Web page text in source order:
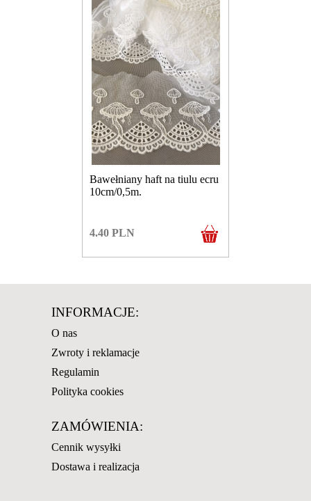
Bawełniany haft na tiulu ecru
10cm/0,5m.
4.40 PLN
INFORMACJE:
O nas
Zwroty i reklamacje
Regulamin
Polityka cookies
ZAMÓWIENIA:
Cennik wysyłki
Dostawa i realizacja